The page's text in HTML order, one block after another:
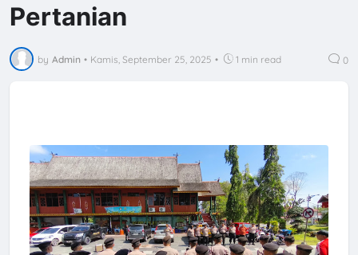
Pertanian
by Admin • Kamis, September 25, 2025 • 1 min read 0